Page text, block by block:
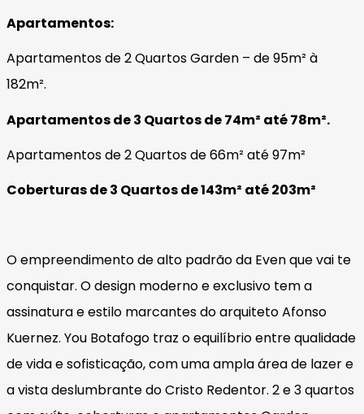
Apartamentos:
Apartamentos de 2 Quartos Garden – de 95m² à
182m².
Apartamentos de 3 Quartos de 74m² até 78m².
Apartamentos de 2 Quartos de 66m² até 97m²
Coberturas de 3 Quartos de 143m² até 203m²
O empreendimento de alto padrão da Even que vai te
conquistar. O design moderno e exclusivo tem a
assinatura e estilo marcantes do arquiteto Afonso
Kuernez. You Botafogo traz o equilíbrio entre qualidade
de vida e sofisticação, com uma ampla área de lazer e
a vista deslumbrante do Cristo Redentor. 2 e 3 quartos